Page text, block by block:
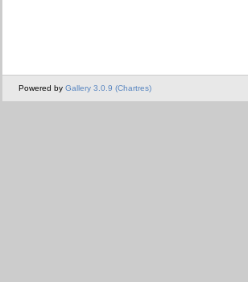
Powered by Gallery 3.0.9 (Chartres)